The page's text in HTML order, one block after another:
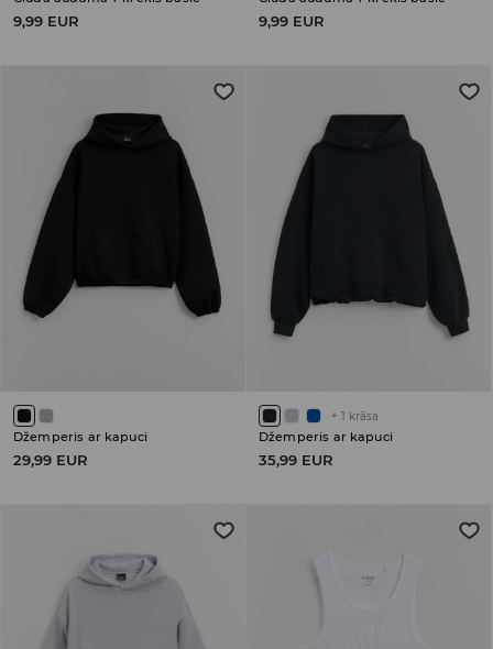
9,99 EUR 9,99 EUR
Džemperis ar kapuci
29,99 EUR
+ 1 krāsa
Džemperis ar kapuci
35,99 EUR